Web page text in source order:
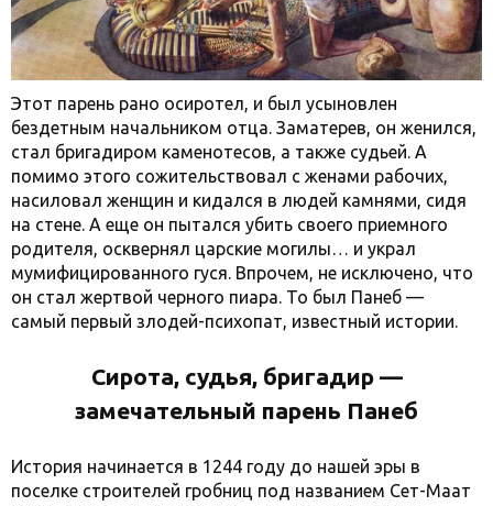
Этот парень рано осиротел, и был усыновлен
бездетным начальником отца. Заматерев, он женился,
стал бригадиром каменотесов, а также судьей. А
помимо этого сожительствовал с женами рабочих,
насиловал женщин и кидался в людей камнями, сидя
на стене. А еще он пытался убить своего приемного
родителя, осквернял царские могилы… и украл
мумифицированного гуся. Впрочем, не исключено, что
он стал жертвой черного пиара. То был Панеб —
самый первый злодей-психопат, известный истории.
Сирота, судья, бригадир —
замечательный парень Панеб
История начинается в 1244 году до нашей эры в
поселке строителей гробниц под названием Сет-Маат